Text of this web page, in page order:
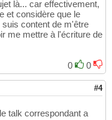
là... car effectivement,
et considère que le
content de m'être
me mettre à l'écriture de
0
0
#4
talk correspondant a